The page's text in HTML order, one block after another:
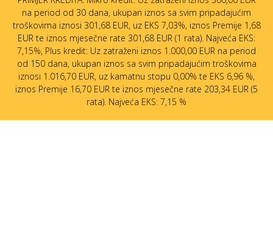
na period od 30 dana, ukupan iznos sa svim pripadajućim
troškovima iznosi 301,68 EUR, uz EKS 7,03%, iznos Premije 1,68
EUR te iznos mjesečne rate 301,68 EUR (1 rata). Najveća EKS:
7,15%, Plus kredit: Uz zatraženi iznos 1.000,00 EUR na period
od 150 dana, ukupan iznos sa svim pripadajućim troškovima
iznosi 1.016,70 EUR, uz kamatnu stopu 0,00% te EKS 6,96 %,
iznos Premije 16,70 EUR te iznos mjesečne rate 203,34 EUR (5
rata). Najveća EKS: 7,15 %